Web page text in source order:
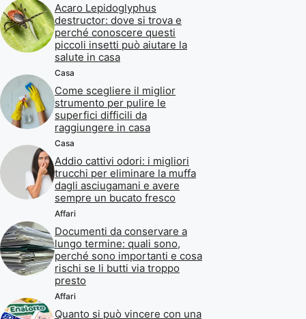
Acaro Lepidoglyphus
destructor: dove si trova e
perché conoscere questi
piccoli insetti può aiutare la
salute in casa
Casa
Come scegliere il miglior
strumento per pulire le
superfici difficili da
raggiungere in casa
Casa
Addio cattivi odori: i migliori
trucchi per eliminare la muffa
dagli asciugamani e avere
sempre un bucato fresco
Affari
Documenti da conservare a
lungo termine: quali sono,
perché sono importanti e cosa
rischi se li butti via troppo
presto
Affari
Quanto si può vincere con una